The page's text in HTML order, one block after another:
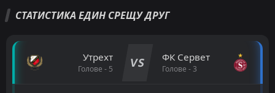
СТАТИСТИКА ЕДИН СРЕЩУ ДРУГ
Утрехт
Голове - 5 VS ФК Сервет
Голове - 3